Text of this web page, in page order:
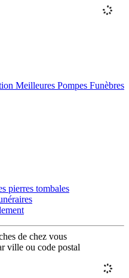
Meilleures Pompes Funèbres
pierres tombales
de chez vous
ville ou code postal